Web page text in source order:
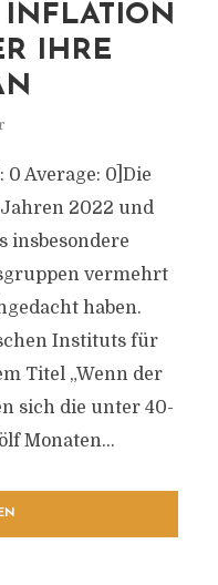
IHRE
0 Average: 0]Die
2022 und
insbesondere
vermehrt
haben.
Instituts für
Titel „Wenn der
sich die unter 40-
Monaten...